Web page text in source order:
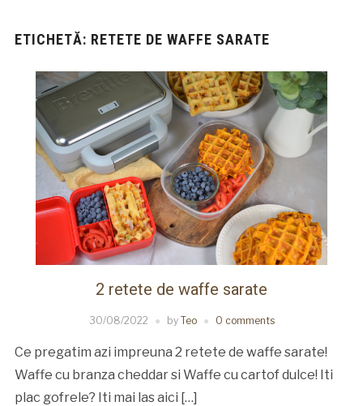
ETICHETĂ: RETETE DE WAFFE SARATE
2 retete de waffe sarate
30/08/2022 by Teo 0 comments
Ce pregatim azi impreuna 2 retete de waffe sarate!
Waffe cu branza cheddar si Waffe cu cartof dulce! Iti
plac gofrele? Iti mai las aici […]